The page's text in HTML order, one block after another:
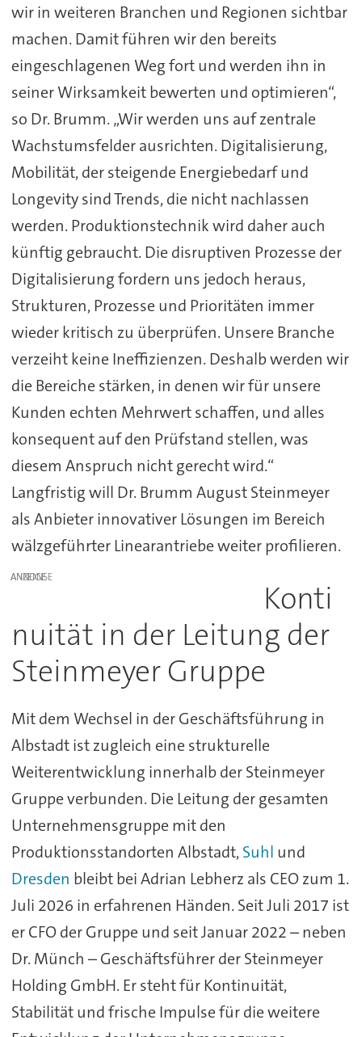
wir in weiteren Branchen und Regionen sichtbar
machen. Damit führen wir den bereits
eingeschlagenen Weg fort und werden ihn in
seiner Wirksamkeit bewerten und optimieren“,
so Dr. Brumm. „Wir werden uns auf zentrale
Wachstumsfelder ausrichten. Digitalisierung,
Mobilität, der steigende Energiebedarf und
Longevity sind Trends, die nicht nachlassen
werden. Produktionstechnik wird daher auch
künftig gebraucht. Die disruptiven Prozesse der
Digitalisierung fordern uns jedoch heraus,
Strukturen, Prozesse und Prioritäten immer
wieder kritisch zu überprüfen. Unsere Branche
verzeiht keine Ineffizienzen. Deshalb werden wir
die Bereiche stärken, in denen wir für unsere
Kunden echten Mehrwert schaffen, und alles
konsequent auf den Prüfstand stellen, was
diesem Anspruch nicht gerecht wird.“
Langfristig will Dr. Brumm August Steinmeyer
als Anbieter innovativer Lösungen im Bereich
wälzgeführter Linearantriebe weiter profilieren.
ANZEIGE
Konti
nuität in der Leitung der
Steinmeyer Gruppe
Mit dem Wechsel in der Geschäftsführung in
Albstadt ist zugleich eine strukturelle
Weiterentwicklung innerhalb der Steinmeyer
Gruppe verbunden. Die Leitung der gesamten
Unternehmensgruppe mit den
Produktionsstandorten Albstadt, Suhl und
Dresden bleibt bei Adrian Lebherz als CEO zum 1.
Juli 2026 in erfahrenen Händen. Seit Juli 2017 ist
er CFO der Gruppe und seit Januar 2022 – neben
Dr. Münch – Geschäftsführer der Steinmeyer
Holding GmbH. Er steht für Kontinuität,
Stabilität und frische Impulse für die weitere